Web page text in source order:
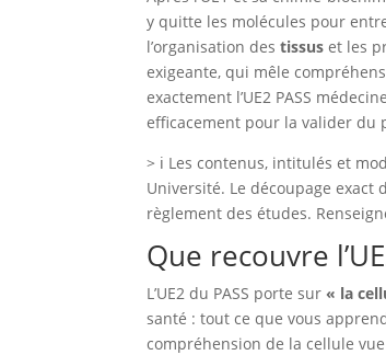
y quitte les molécules pour
l’organisation destissus et les
exigeante, qui mêle
exactement l’UE2 PASS
efficacement pour la valider du
> ℹ️ Les contenus, intitulés et
Université. Le découpage
règlement des études.
Que recouvre
L’UE2 du PASS porte sur « la
santé : tout ce que vous
compréhension de la cellule vue